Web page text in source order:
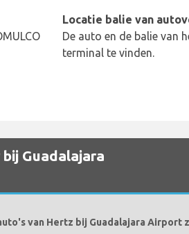
Locatie balie van
De auto en de balie van
terminal te vinden.
Guadalajara
van Hertz bij Guadalajara Airport